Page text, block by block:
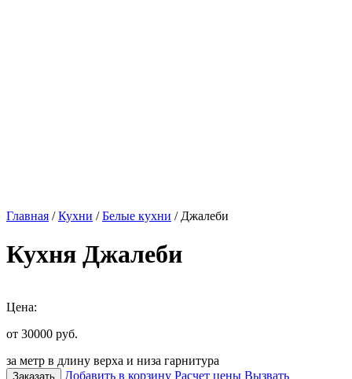
Главная /Кухни /Белые кухни / Джалеби
Кухня Джалеби
Цена:
от 30000 руб.
за метр в длину верха и низа гарнитура
Заказать Добавить в корзину Расчет цены Вызвать